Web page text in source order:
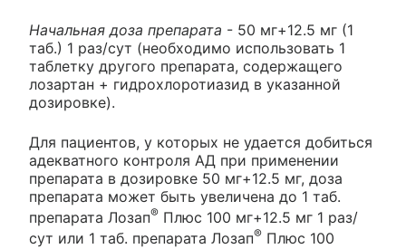
Начальная доза препарата - 50 мг+12.5 мг (1
таб.) 1 раз/сут (необходимо использовать 1
таблетку другого препарата, содержащего
лозартан + гидрохлоротиазид в указанной
дозировке).
Для пациентов, у которых не удается добиться
адекватного контроля АД при применении
препарата в дозировке 50 мг+12.5 мг, доза
препарата может быть увеличена до 1 таб.
препарата Лозап® Плюс 100 мг+12.5 мг 1 раз/
сут или 1 таб. препарата Лозап® Плюс 100